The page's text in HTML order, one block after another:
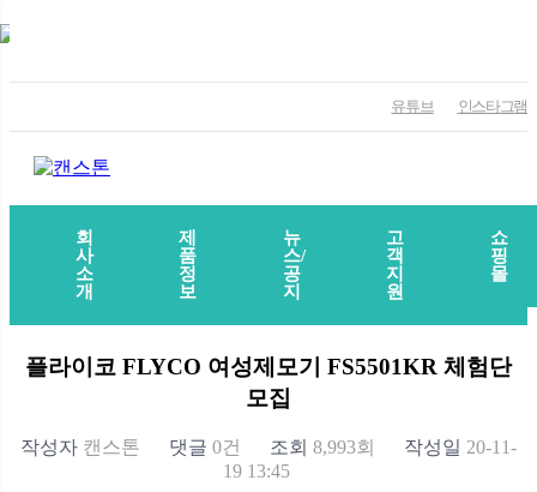
유튜브 인스타그램
회
사
소
개
제
품
정
보
뉴
스/
공
지
고
객
지
원
쇼
핑
몰
플라이코 FLYCO 여성제모기 FS5501KR 체험단
모집
작성자 캔스톤 댓글 0건 조회 8,993회 작성일 20-11-
19 13:45